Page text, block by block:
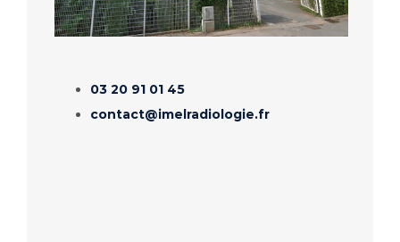
03 20 91 01 45
contact@imelradiologie.fr